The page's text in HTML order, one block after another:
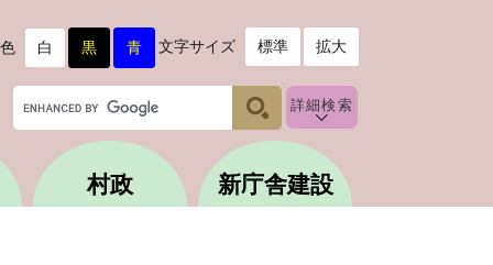
白 黒 青 文字サイズ 標準 拡大
詳細検索
村政 新庁舎建設